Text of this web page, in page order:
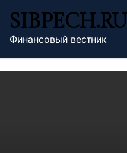
содержимому
SIBPECH.RU
Финансовый вестник